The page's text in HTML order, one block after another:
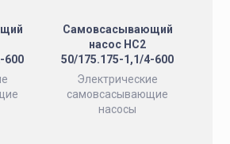
600
Самовсасывающий
насос НС2
50/175.175-1,1/4-600
Электрические
самовсасывающие
насосы